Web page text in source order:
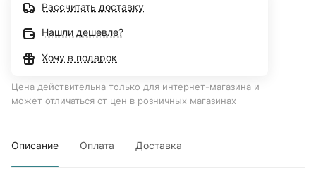
Рассчитать доставку
Нашли дешевле?
Хочу в подарок
Цена действительна только для интернет-магазина и
может отличаться от цен в розничных магазинах
Описание Оплата Доставка